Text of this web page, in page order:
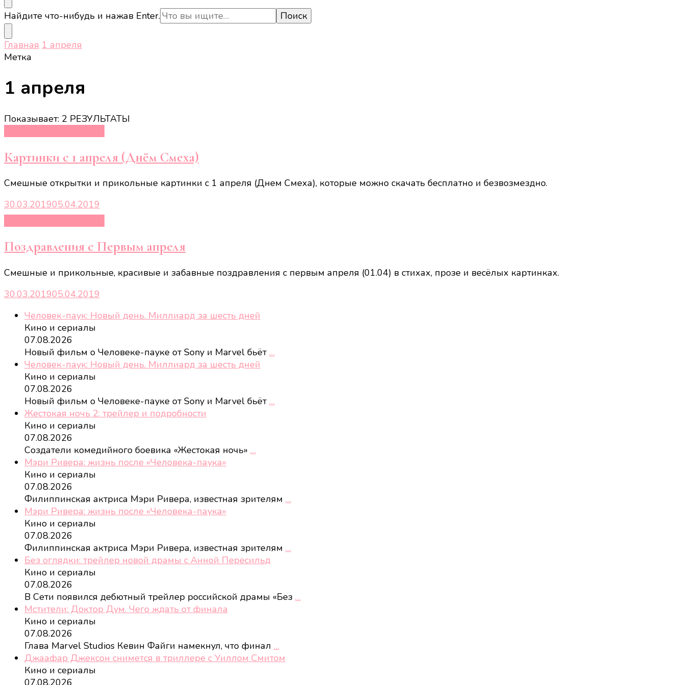
Ищите
что-
то?
Найдите что-нибудь и нажав Enter.
Главная 1 апреля
Метка
1 апреля
Показывает: 2 РЕЗУЛЬТАТЫ
Картинки с 1 апреля (Днём Смеха)
Смешные открытки и прикольные картинки с 1 апреля (Днем Смеха), которые можно скачать бесплатно и безвозмездно.
30.03.201905.04.2019
Поздравления с Первым апреля
Смешные и прикольные, красивые и забавные поздравления с первым апреля (01.04) в стихах, прозе и весёлых картинках.
30.03.201905.04.2019
Человек-паук: Новый день. Миллиард за шесть дней
Кино и сериалы
07.08.2026
Новый фильм о Человеке-пауке от Sony и Marvel бьёт …
Человек-паук: Новый день. Миллиард за шесть дней
Кино и сериалы
07.08.2026
Новый фильм о Человеке-пауке от Sony и Marvel бьёт …
Жестокая ночь 2: трейлер и подробности
Кино и сериалы
07.08.2026
Создатели комедийного боевика «Жестокая ночь» …
Мэри Ривера: жизнь после «Человека-паука»
Кино и сериалы
07.08.2026
Филиппинская актриса Мэри Ривера, известная зрителям …
Мэри Ривера: жизнь после «Человека-паука»
Кино и сериалы
07.08.2026
Филиппинская актриса Мэри Ривера, известная зрителям …
Без оглядки: трейлер новой драмы с Анной Пересильд
Кино и сериалы
07.08.2026
В Сети появился дебютный трейлер российской драмы «Без …
Мстители: Доктор Дум. Чего ждать от финала
Кино и сериалы
07.08.2026
Глава Marvel Studios Кевин Файги намекнул, что финал …
Джаафар Джексон снимется в триллере с Уиллом Смитом
Кино и сериалы
07.08.2026